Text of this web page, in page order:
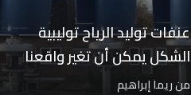
عنفات توليد الرياح توليبية
الشكل يمكن أن تغير واقعنا
منريما إبراهيم